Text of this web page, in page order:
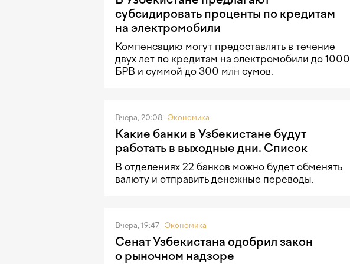
субсидировать проценты по кредитам
на электромобили
Компенсацию могут предоставлять в течение
двух лет по кредитам на электромобили до 1000
БРВ и суммой до 300 млн сумов.
Вчера, 20:08 Экономика
Какие банки в Узбекистане будут
работать в выходные дни. Список
В отделениях 22 банков можно будет обменять
валюту и отправить денежные переводы.
Вчера, 19:47 Экономика
Сенат Узбекистана одобрил закон
о рыночном надзоре